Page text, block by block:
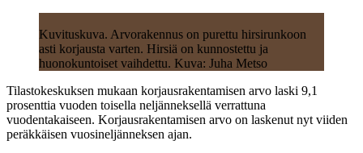
Kuvituskuva. Arvorakennus on purettu hirsirunkoon
asti korjausta varten. Hirsiä on kunnostettu ja
huonokuntoiset vaihdettu. Kuva: Juha Metso
Tilastokeskuksen mukaan korjausrakentamisen arvo laski 9,1
prosenttia vuoden toisella neljänneksellä verrattuna
vuodentakaiseen. Korjausrakentamisen arvo on laskenut nyt viiden
peräkkäisen vuosineljänneksen ajan.